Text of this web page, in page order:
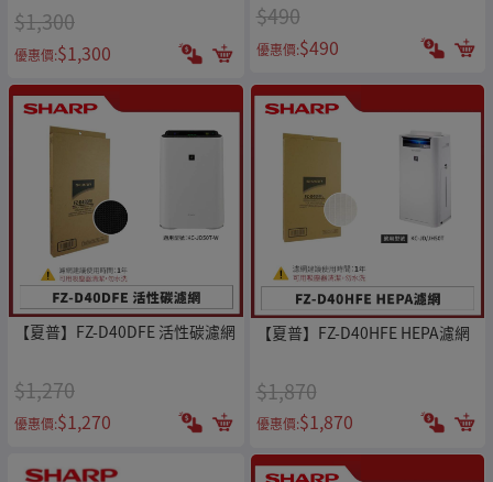
$1,300
優惠價:$1,300
$490
優惠價:$490
【夏普】FZ-D40DFE 活性碳濾網
$1,270
優惠價:$1,270
【夏普】FZ-D40HFE HEPA濾網
$1,870
優惠價:$1,870